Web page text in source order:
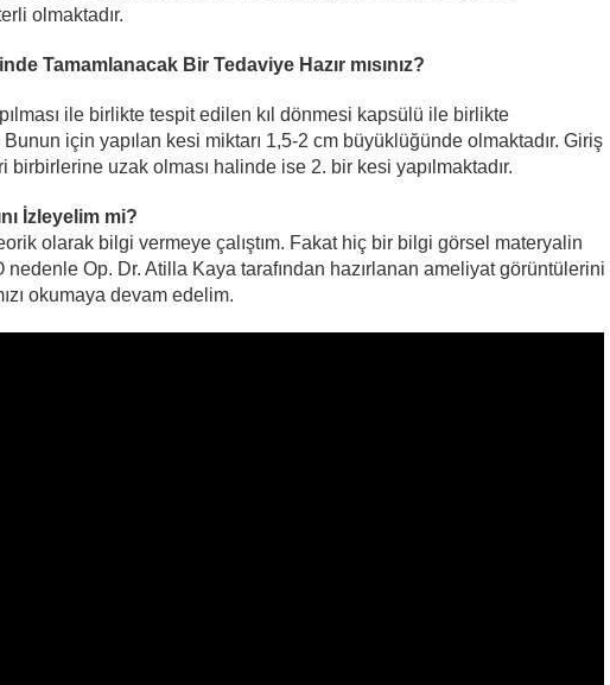
olmaktadır.
Tamamlanacak Bir Tedaviye Hazır mısınız?
ile birlikte tespit edilen kıl dönmesi kapsülü ile birlikte
Bunun için yapılan kesi miktarı 1,5-2 cm büyüklüğünde olmaktadır. Giriş
birbirlerine uzak olması halinde ise 2. bir kesi yapılmaktadır.
İzleyelim mi?
olarak bilgi vermeye çalıştım. Fakat hiç bir bilgi görsel materyalin
nedenle Op. Dr. Atilla Kaya tarafından hazırlanan ameliyat görüntülerini
okumaya devam edelim.